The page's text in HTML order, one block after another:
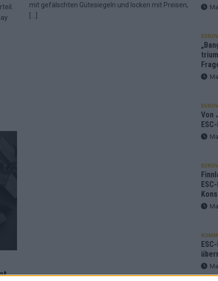
mit gefälschten Gütesiegeln und locken mit Preisen,
Von